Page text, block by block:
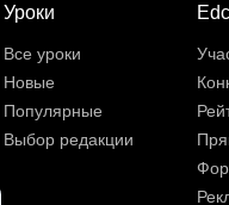
Уроки
Все уроки
Новые
Популярные
Выбор редакции